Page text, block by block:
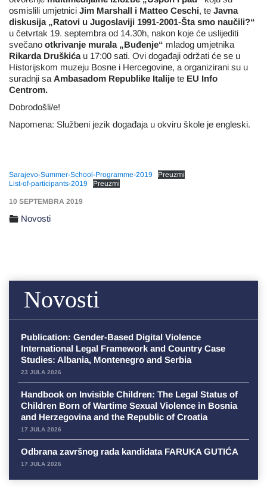
osmislili umjetnici Jim Marshall i Matteo Ceschi, te Javna
diskusija „Ratovi u Jugoslaviji 1991-2001-Šta smo naučili?“
u četvrtak 19. septembra od 14.30h, nakon koje će uslijediti
svečano otkrivanje murala „Buđenje“ mladog umjetnika
Rikarda Druškića u 17:00 sati. Ovi događaji održati će se u
Historijskom muzeju Bosne i Hercegovine, a organizirani su u
suradnji sa Ambasadom Republike Italije te EU Info
Centrom.
Dobrodošli/e!
Napomena: Službeni jezik događaja u okviru škole je engleski.
Sarajevo-Summer-School-Programme-2019
Preuzmi
List-of-participants-2019
Preuzmi
10 SEPTEMBRA 2019
Novosti
Novosti
Publication: Gender-Based Digital Violence
International Legal Framework and Country Case
Studies: Albania, Montenegro and Serbia
23 JULA 2026
Handbook on Invisible Children: The Legal Status of
Children Born of Wartime Sexual Violence in Bosnia
and Herzegovina and the Republic of Croatia
17 JULA 2026
Odbrana završnog rada kandidata FARUKA GUTIĆA
17 JULA 2026